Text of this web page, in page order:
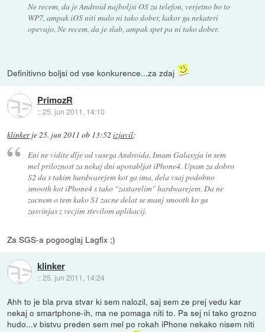
Ne recem, da je Android najboljsi OS za telefon, verjetno bo to
WP7, ampak iOS niti malo ni tako dober, kakor ga nekateri
opevajo. Ne recem, da je slab, ampak spet pa ni tako dober.
Definitivno boljsi od vse konkurence...za zdaj
PrimozR
::25. jun 2011, 14:10
klinkerje25. jun 2011 ob 13:52 izjavil:
Eni ne vidite dlje od vasega Androida. Imam Galaxyja in sem
mel priloznost za nekaj dni uporabljat iPhone4. Upam za dobro
S2 da s takim hardwarejem kot ga ima, dela vsaj podobno
smooth kot iPhone4 s tako "zastarelim" hardwarejem. Da ne
zacnem o tem kako S1 zacne delat se manj smooth ko ga
zasvinjas z vecjim stevilom aplikacij.
Za SGS-a pogooglaj Lagfix ;)
klinker
::25. jun 2011, 14:24
Ahh to je bla prva stvar ki sem nalozil, saj sem ze prej vedu kar
nekaj o smartphone-ih, ma ne pomaga niti to. Pa sej ni tako grozno
hudo...v bistvu preden sem mel po rokah iPhone nekako nisem niti